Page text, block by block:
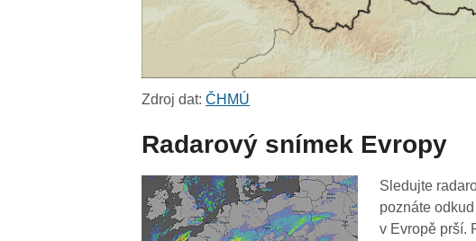
Zdroj dat:ČHMÚ
Radarový snímek Evropy
Sledujte
poznáte
v Evropě prší.